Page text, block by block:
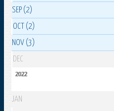
SEP (2)
OCT (2)
NOV (3)
DEC
2022
JAN